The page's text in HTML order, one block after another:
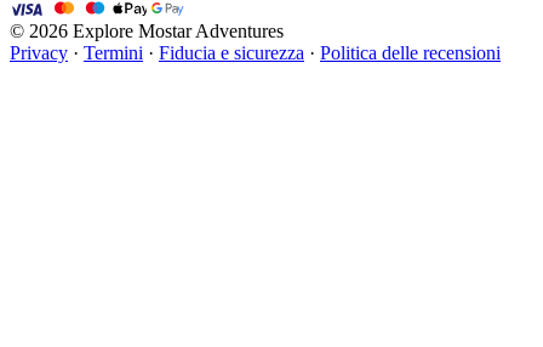
© 2026 Explore Mostar Adventures
Privacy · Termini · Fiducia e sicurezza · Politica delle recensioni